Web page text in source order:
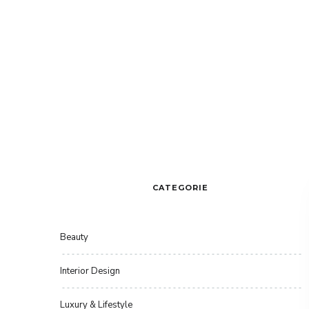
CATEGORIE
Beauty
Interior Design
Luxury & Lifestyle